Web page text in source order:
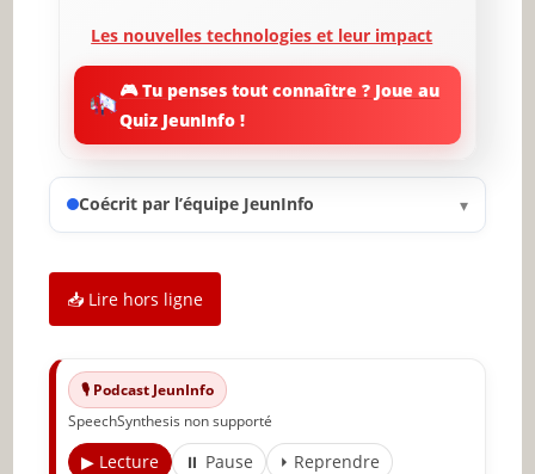
Les nouvelles technologies et leur impact
Les migrations et leurs effets
géopolitiques
Les enjeux environnementaux et
géopolitiques
La place des organisations internationales
Conclusion : vers un avenir incertain
✨ Nouveau sur JeunInfo ?
Partager l'amour
🎮 Tu penses tout connaître ? Joue au
Quiz JeunInfo !
Coécrit par l’équipe JeunInfo ▾
📥 Lire hors ligne
🎙️ Podcast JeunInfo
SpeechSynthesis non supporté
▶ Lecture ⏸ Pause
⏵ Reprendre